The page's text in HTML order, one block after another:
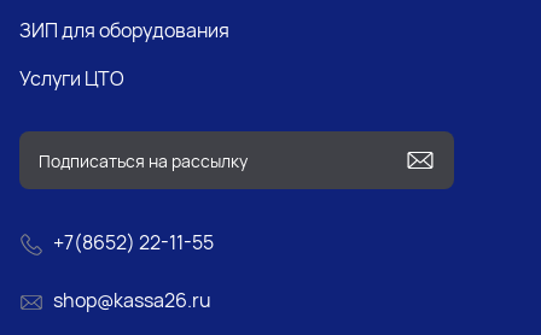
ЗИП для оборудования
Услуги ЦТО
+7(8652) 22-11-55
shop@kassa26.ru